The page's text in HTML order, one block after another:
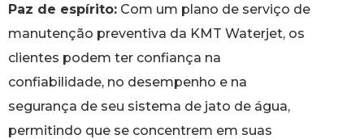
Paz de espírito: Com um plano de serviço de
manutenção preventiva da KMT Waterjet, os
clientes podem ter confiança na
confiabilidade, no desempenho e na
segurança de seu sistema de jato de água,
permitindo que se concentrem em suas